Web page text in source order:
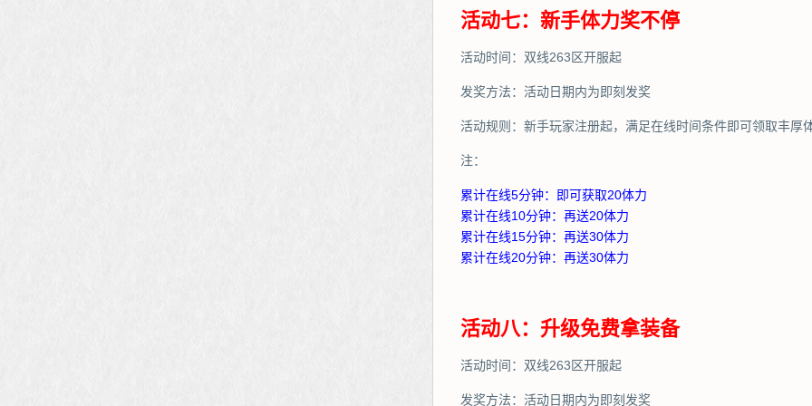
活动七：新手体力奖不停
活动时间：双线263区开服起
发奖方法：活动日期内为即刻发奖
活动规则：新手玩家注册起，满足在线时间条件即可领取丰厚
注：
累计在线5分钟：即可获取20体力
累计在线10分钟：再送20体力
累计在线15分钟：再送30体力
累计在线20分钟：再送30体力
活动八：升级免费拿装备
活动时间：双线263区开服起
发奖方法：活动日期内为即刻发奖